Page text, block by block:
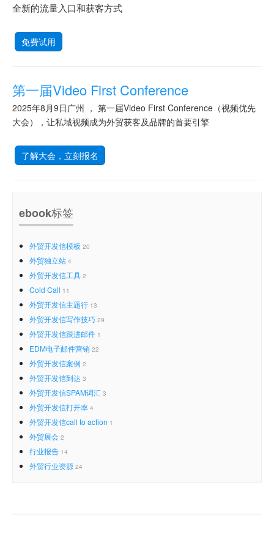
全新的流量入口和获客方式
免费试用
第一届Video First Conference
2025年8月9日广州 ， 第一届Video First Conference（视频优先
大会），让私域视频成为外贸获客及品牌的首要引擎
了解大会，立刻报名
ebook标签
外贸开发信模板 20
外贸独立站 4
外贸开发信工具 2
Cold Call 11
外贸开发信主题行 13
外贸开发信写作技巧 29
外贸开发信跟进邮件 1
EDM电子邮件营销 22
外贸开发信案例 2
外贸开发信到达 3
外贸开发信SPAM词汇 3
外贸开发信打开率 4
外贸开发信call to action 1
外贸展会 2
行业报告 14
外贸行业资源 24